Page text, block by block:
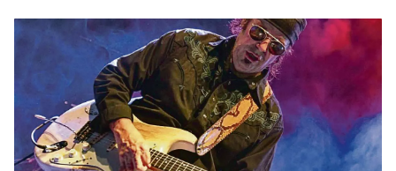
PARA EL ARREGLO INTEGRAL